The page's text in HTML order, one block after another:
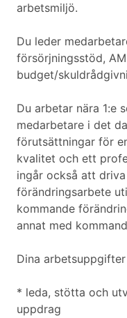
arbetsmiljö.
Du leder
försörjningsstöd,
budget/
Du arbetar nära 1:e
medarbetare i det
förutsättningar för
kvalitet och ett
ingår också att
förändringsarbete
kommande
annat med
Dina
* leda, stötta och
uppdrag